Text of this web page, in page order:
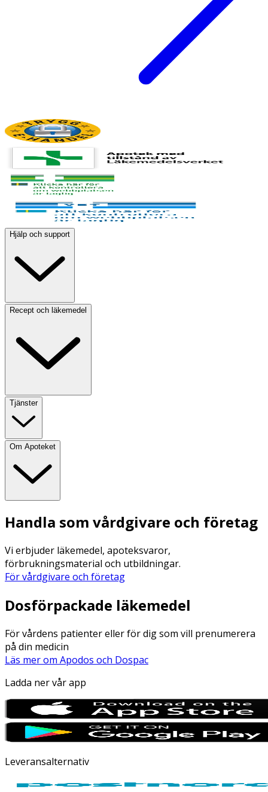
Hjälp och support
Recept och läkemedel
Tjänster
Om Apoteket
Handla som vårdgivare och företag
Vi erbjuder läkemedel, apoteksvaror,
förbrukningsmaterial och utbildningar.
För vårdgivare och företag
Dosförpackade läkemedel
För vårdens patienter eller för dig som vill prenumerera
på din medicin
Läs mer om Apodos och Dospac
Ladda ner vår app
Leveransalternativ